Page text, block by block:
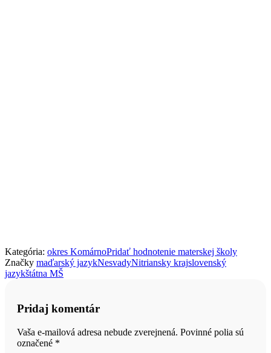
Kategória: okres KomárnoPridať hodnotenie materskej školy
Značky maďarský jazykNesvadyNitriansky krajslovenský
jazykštátna MŠ
Pridaj komentár
Vaša e-mailová adresa nebude zverejnená. Povinné polia sú
označené *